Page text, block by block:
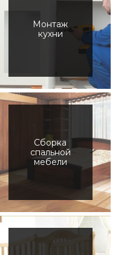
Монтаж
кухни
Сборка
спальной
мебели